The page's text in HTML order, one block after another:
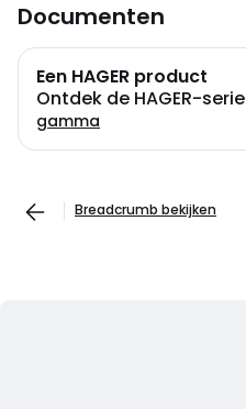
Documenten
Een HAGER product
Ontdek de HAGER-serie
gamma
Breadcrumb bekijken